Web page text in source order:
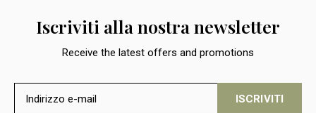
Iscriviti alla nostra newsletter
Receive the latest offers and promotions
ISCRIVITI